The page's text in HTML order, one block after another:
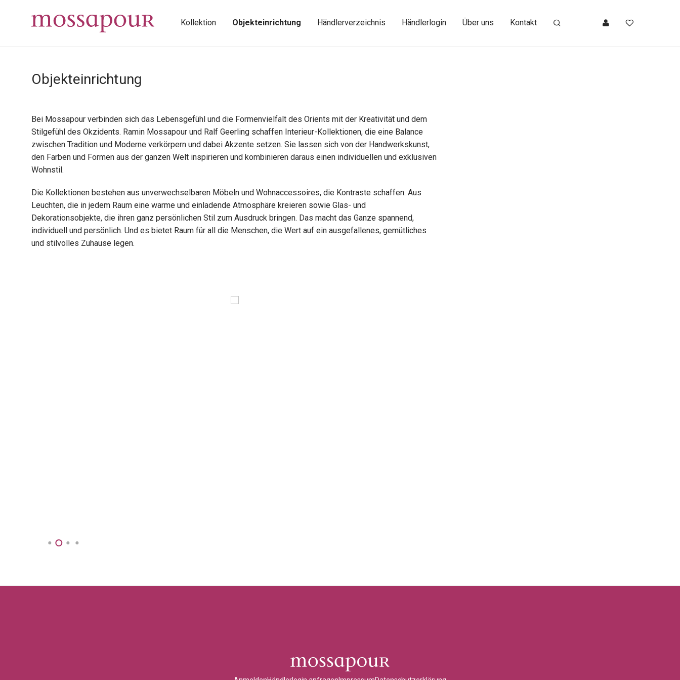
Kollektion Objekteinrichtung Händlerverzeichnis Händlerlogin Über uns Kontakt
Objekteinrichtung
Bei Mossapour verbinden sich das Lebensgefühl und die Formenvielfalt des Orients mit der Kreativität und dem
Stilgefühl des Okzidents. Ramin Mossapour und Ralf Geerling schaffen Interieur-Kollektionen, die eine Balance
zwischen Tradition und Moderne verkörpern und dabei Akzente setzen. Sie lassen sich von der Handwerkskunst,
den Farben und Formen aus der ganzen Welt inspirieren und kombinieren daraus einen individuellen und exklusiven
Wohnstil.
Die Kollektionen bestehen aus unverwechselbaren Möbeln und Wohnaccessoires, die Kontraste schaffen. Aus
Leuchten, die in jedem Raum eine warme und einladende Atmosphäre kreieren sowie Glas- und
Dekorationsobjekte, die ihren ganz persönlichen Stil zum Ausdruck bringen. Das macht das Ganze spannend,
individuell und persönlich. Und es bietet Raum für all die Menschen, die Wert auf ein ausgefallenes, gemütliches
und stilvolles Zuhause legen.